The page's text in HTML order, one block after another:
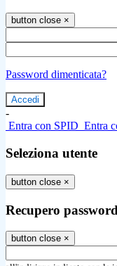
button close ×
Password dimenticata?
-
Entra con SPID Entra
Seleziona utente
button close ×
Recupero password
button close ×